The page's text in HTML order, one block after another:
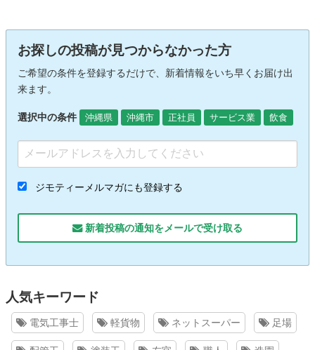
お探しの投稿が見つからなかった方
ご希望の条件を登録するだけで、新着情報をいち早くお届け出
来ます。
選択中の条件 沖縄県 沖縄市 正社員 サービス業 飲食
ジモティーメルマガにも登録する
新着投稿の通知をメールで受け取る
人気キーワード
電気工事士 軽貨物 ネットスーパー 足場